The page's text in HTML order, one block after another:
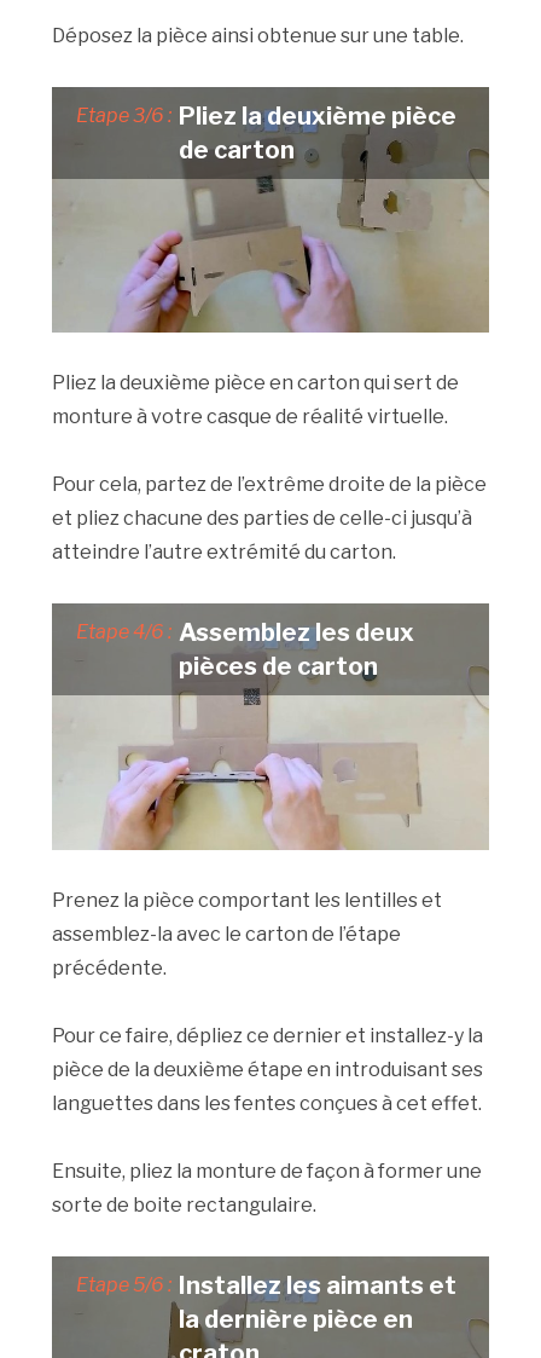
Déposez la pièce ainsi obtenue sur une table.
Etape 3/6 : Pliez la deuxième pièce
de carton
Pliez la deuxième pièce en carton qui sert de
monture à votre casque de réalité virtuelle.
Pour cela, partez de l’extrême droite de la pièce
et pliez chacune des parties de celle-ci jusqu’à
atteindre l’autre extrémité du carton.
Etape 4/6 : Assemblez les deux
pièces de carton
Prenez la pièce comportant les lentilles et
assemblez-la avec le carton de l’étape
précédente.
Pour ce faire, dépliez ce dernier et installez-y la
pièce de la deuxième étape en introduisant ses
languettes dans les fentes conçues à cet effet.
Ensuite, pliez la monture de façon à former une
sorte de boite rectangulaire.
Etape 5/6 : Installez les aimants et
la dernière pièce en